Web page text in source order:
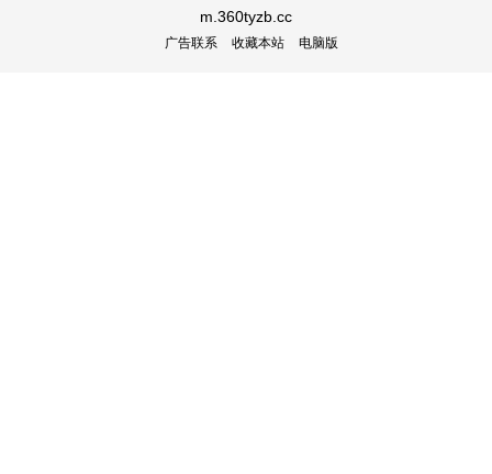
m.360tyzb.cc
广告联系 收藏本站 电脑版